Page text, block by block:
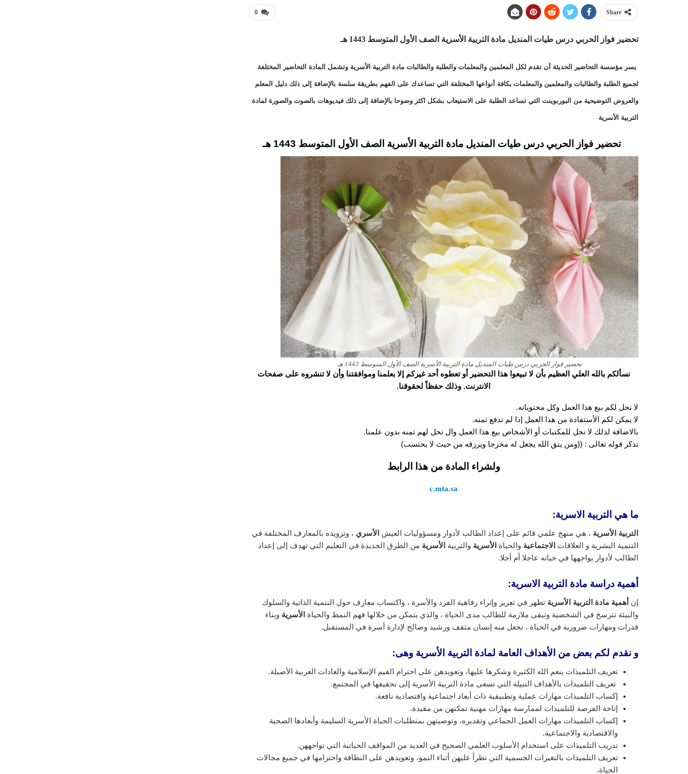
0 Share
تحضير فواز الحربي درس طيات المنديل مادة التربية الأسرية الصف الأول المتوسط 1443 هـ
يسر مؤسسة التحاضير الحديثة أن تقدم لكل المعلمين والمعلمات والطلبة والطالبات مادة التربية الأسرية وتشمل المادة التحاضير المختلفة
لجميع الطلبة والطالبات والمعلمين والمعلمات بكافة أنواعها المختلفة التي تساعدك على الفهم بطريقة سلسة بالإضافة إلى ذلك دليل المعلم
والعروض التوضيحية من البوربوينت التي تساعد الطلبة على الاستيعاب بشكل اكثر وضوحا بالإضافة إلى ذلك فيديوهات بالصوت والصورة لمادة
التربية الأسرية
تحضير فواز الحربي درس طيات المنديل مادة التربية الأسرية الصف الأول المتوسط 1443 هـ
تحضير فواز الحربي درس طيات المنديل مادة التربية الأسرية الصف الأول المتوسط 1443 هـ
نسألكم بالله العلي العظيم بأن لا تبيعوا هذا التحضير أو تعطوه أحد غيركم إلا بعلمنا وموافقتنا وأن لا تنشروه على صفحات
الانترنت. وذلك حفظاً لحقوقنا.
لا نحل لكم بيع هذا العمل وكل محتوياته.
لا يمكن لكم الأستفادة من هذا العمل إذا لم تدفع ثمنه.
بالاضافة لذلك لا نحل للمكتبات أو الأشخاص بيع هذا العمل وال نحل لهم ثمنه بدون علمنا.
تذكر قوله تعالى : ((ومن يتق الله يجعل له مخرجا ويرزقه من حيث لا يحتسب)
ولشراء المادة من هذا الرابط
c.mta.sa
ما هي التربية الاسرية:
التربية الأسرية ، هي منهج علمي قائم على إعداد الطالب لأدوار ومسؤوليات العيش الأسري ، وتزويده بالمعارف المختلفة في
التنمية البشرية و العلاقات
الاجتماعية والحياة الأسرية والتربية الأسرية من الطرق الجديدة في التعليم التي تهدف إلى إعداد
الطالب لأدوار يواجهها في حياته عاجلا أم أجلا.
أهمية دراسة مادة التربية الاسرية:
إن أهمية مادة التربية الأسرية تظهر في تعزيز وإثراء رفاهية الفرد والأسرة ، واكتساب معارف حول التنمية الذاتية والسلوك
والبيئة تترسخ في الشخصية وتبقى ملازمة للطالب مدى الحياة ، والذي يتمكن من خلالها فهم النمط والحياة الأسرية وبناء
قدرات ومهارات ضرورية في الحياة ، تجعل منه إنسان مثقف ورشيد وصالح لإدارة أسرة في المستقبل.
و نقدم لكم بعض من الأهداف العامة لمادة التربية الأسرية وهى:
تعريف التلميذات بنعم الله الكثيرة وشكرها عليها، وتعويدهن على احترام القيم الإسلامية والعادات العربية الأصيلة.
تعريف التلميذات بالأهداف النبيلة التي تسعى مادة التربية الأسرية إلى تحقيقها في المجتمع.
إكساب التلميذات مهارات عملية وتطبيقية ذات أبعاد اجتماعية واقتصادية نافعة.
إتاحة الفرصة للتلميذات لممارسة مهارات مهنية تمكنهن من مفيدة.
إكساب التلميذات مهارات العمل الجماعي وتقديره، وتوصيتهن بمتطلبات الحياة الأسرية السليمة وأبعادها الصحية
والاقتصادية والاجتماعية.
تدريب التلميذات على استخدام الأسلوب العلمي الصحيح في العديد من المواقف الحياتية التي تواجههن.
تعريف التلميذات بالتغيرات الجسمية التي تطرأ عليهن أثناء النمو، وتعويدهن على النظافة واحترامها في جميع مجالات
الحياة.